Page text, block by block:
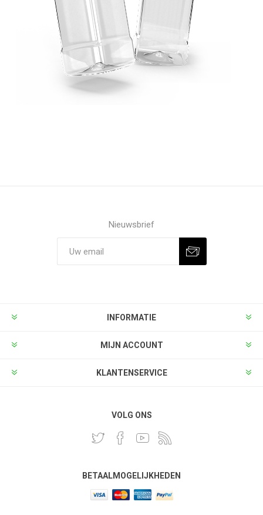
Nieuwsbrief
INFORMATIE
MIJN ACCOUNT
KLANTENSERVICE
VOLG ONS
BETAALMOGELIJKHEDEN